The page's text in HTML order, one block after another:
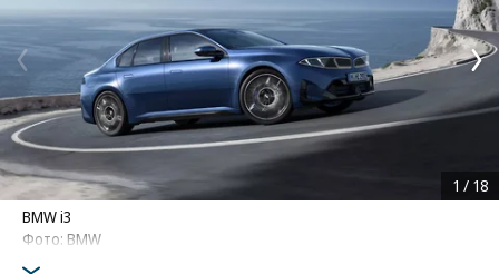
BMW i3
Фото: BMW
1 / 18